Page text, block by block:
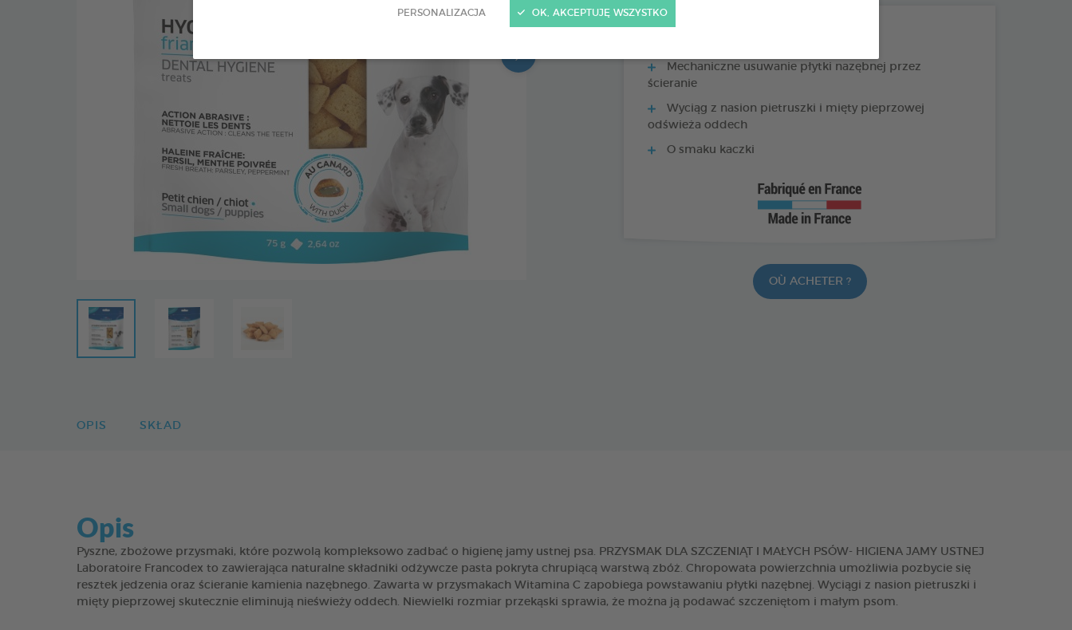
PERSONALIZACJA OK, AKCEPTUJĘ WSZYSTKO
Mechaniczne usuwanie płytki nazębnej przez
ścieranie
Wyciąg z nasion pietruszki i mięty pieprzowej
odświeża oddech
O smaku kaczki
OÙ ACHETER ?
OPIS SKŁAD
Opis
Pyszne, zbożowe przysmaki, które pozwolą kompleksowo zadbać o higienę jamy ustnej psa. PRZYSMAK DLA SZCZENIĄT I MAŁYCH PSÓW- HIGIENA JAMY USTNEJ
Laboratoire Francodex to zawierająca naturalne składniki odżywcze pasta pokryta chrupiącą warstwą zbóż. Chropowata powierzchnia umożliwia pozbycie się
resztek jedzenia oraz ścieranie kamienia nazębnego. Zawarta w przysmakach Witamina C zapobiega powstawaniu płytki nazębnej. Wyciągi z nasion pietruszki i
mięty pieprzowej skutecznie eliminują nieświeży oddech. Niewielki rozmiar przekąski sprawia, że można ją podawać szczeniętom i małym psom.